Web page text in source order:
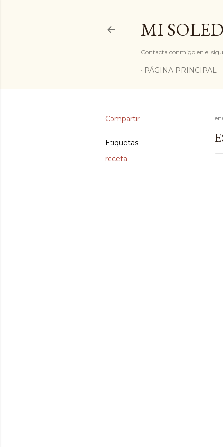
MI
Contacta conmigo en el
PÁGINA PRINCIPAL
Compartir
Etiquetas
receta